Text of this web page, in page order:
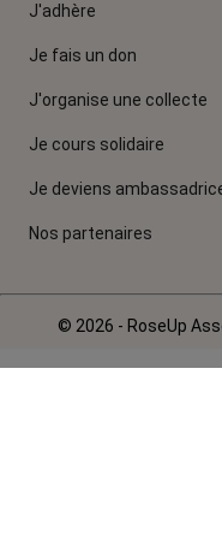
J'adhère
Je fais un don
J'organise une collecte
Je cours solidaire
Je deviens
Nos partenaires
© 2026 - RoseUp